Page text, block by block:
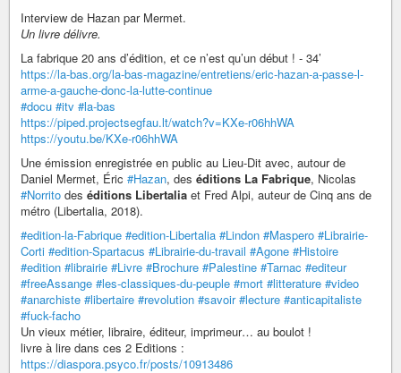
Interview de Hazan par Mermet.
Un livre délivre.
La fabrique 20 ans d’édition, et ce n’est qu’un début ! - 34’
https://la-bas.org/la-bas-magazine/entretiens/eric-hazan-a-passe-l-
arme-a-gauche-donc-la-lutte-continue
#docu #itv #la-bas
https://piped.projectsegfau.lt/watch?v=KXe-r06hhWA
https://youtu.be/KXe-r06hhWA
Une émission enregistrée en public au Lieu-Dit avec, autour de
Daniel Mermet, Éric #Hazan, des éditions La Fabrique, Nicolas
#Norrito des éditions Libertalia et Fred Alpi, auteur de Cinq ans de
métro (Libertalia, 2018).
#edition-la-Fabrique #edition-Libertalia #Lindon #Maspero #Librairie-
Corti #edition-Spartacus #Librairie-du-travail #Agone #Histoire
#edition #librairie #Livre #Brochure #Palestine #Tarnac #editeur
#freeAssange #les-classiques-du-peuple #mort #litterature #video
#anarchiste #libertaire #revolution #savoir #lecture #anticapitaliste
#fuck-facho
Un vieux métier, libraire, éditeur, imprimeur… au boulot !
livre à lire dans ces 2 Editions :
https://diaspora.psyco.fr/posts/10913486